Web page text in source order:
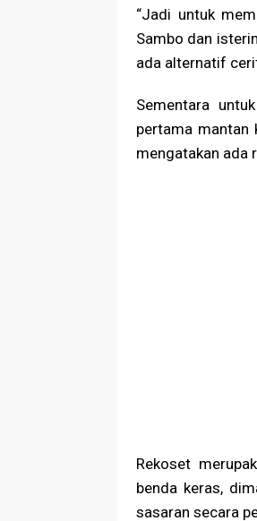
“Jadi untuk
Sambo dan
ada alternatif
Sementara
pertama mantan
mengatakan ada
Rekoset
benda keras,
sasaran secara